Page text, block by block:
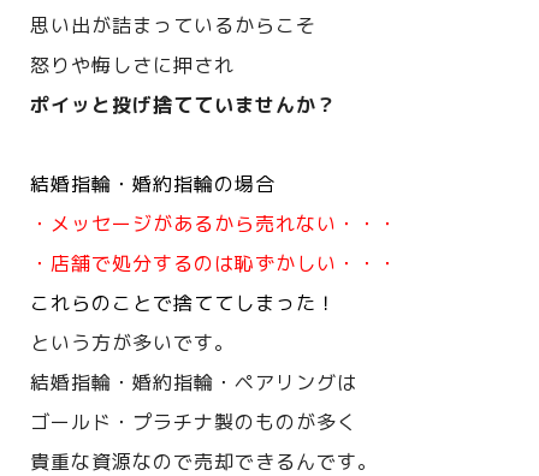
思い出が詰まっているからこそ
怒りや悔しさに押され
ポイッと投げ捨てていませんか？
結婚指輪・婚約指輪の場合
・メッセージがあるから売れない・・・
・店舗で処分するのは恥ずかしい・・・
これらのことで捨ててしまった！
という方が多いです。
結婚指輪・婚約指輪・ペアリングは
ゴールド・プラチナ製のものが多く
貴重な資源なので売却できるんです。